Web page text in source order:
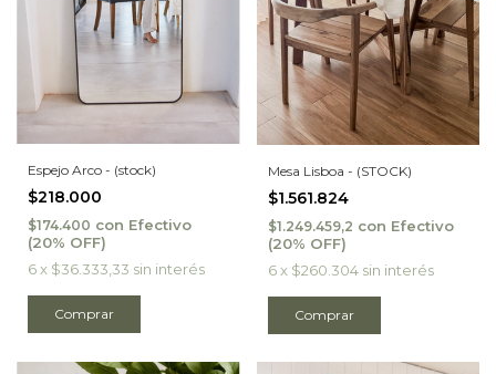
Espejo Arco - (stock)
$218.000
$174.400 con Efectivo
6x $36.333,33 sin interés
Comprar
Mesa Lisboa - (STOCK)
$1.561.824
$1.249.459,2 con Efectivo
6 x $260.304 sin interés
Comprar